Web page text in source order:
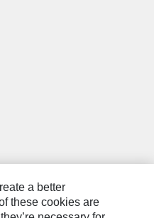
a better
these cookies are